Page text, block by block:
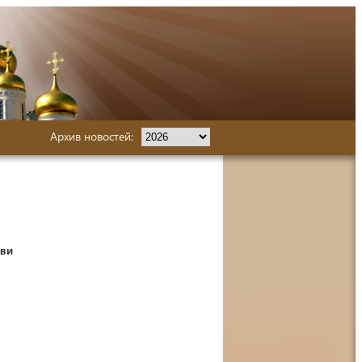
Архив новостей: